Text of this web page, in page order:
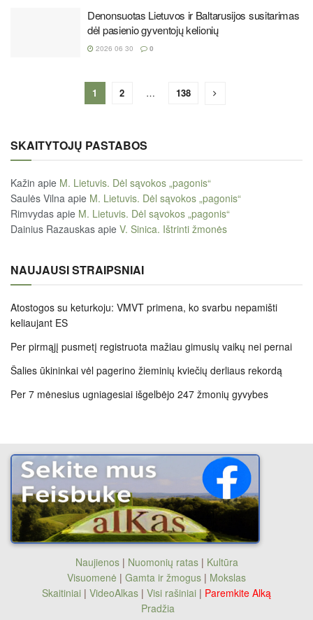
Denonsuotas Lietuvos ir Baltarusijos susitarimas
dėl pasienio gyventojų kelionių
2026 06 30 0
1 2 … 138
SKAITYTOJŲ PASTABOS
Kažin apie M. Lietuvis. Dėl sąvokos „pagonis“
Saulės Vilna apie M. Lietuvis. Dėl sąvokos „pagonis“
Rimvydas apie M. Lietuvis. Dėl sąvokos „pagonis“
Dainius Razauskas apie V. Sinica. Ištrinti žmonės
NAUJAUSI STRAIPSNIAI
Atostogos su keturkoju: VMVT primena, ko svarbu nepamišti
keliaujant ES
Per pirmąjį pusmetį registruota mažiau gimusių vaikų nei pernai
Šalies ūkininkai vėl pagerino žieminių kviečių derliaus rekordą
Per 7 mėnesius ugniagesiai išgelbėjo 247 žmonių gyvybes
Naujienos| Nuomonių ratas| Kultūra
Visuomenė | Gamta ir žmogus | Mokslas
Skaitiniai | VideoAlkas | Visi rašiniai | Paremkite Alką
Pradžia